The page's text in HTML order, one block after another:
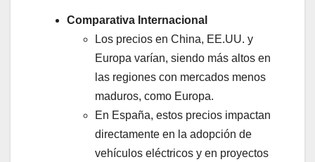
Comparativa Internacional
Los precios en China, EE.UU. y
Europa varían, siendo más altos en
las regiones con mercados menos
maduros, como Europa.
En España, estos precios impactan
directamente en la adopción de
vehículos eléctricos y en proyectos